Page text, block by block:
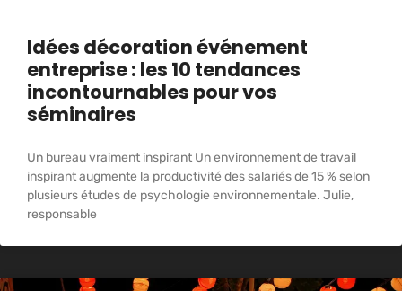
Idées décoration événement
entreprise : les 10 tendances
incontournables pour vos
séminaires
Un bureau vraiment inspirant Un environnement de travail
inspirant augmente la productivité des salariés de 15 % selon
plusieurs études de psychologie environnementale. Julie,
responsable